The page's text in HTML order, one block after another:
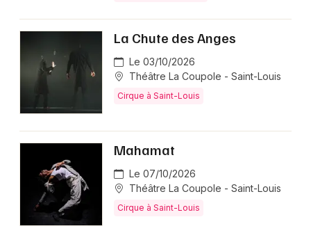
La Chute des Anges
Le 03/10/2026
Théâtre La Coupole - Saint-Louis
Cirque à Saint-Louis
Mahamat
Le 07/10/2026
Théâtre La Coupole - Saint-Louis
Cirque à Saint-Louis